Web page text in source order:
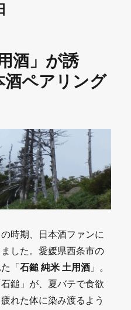
酒」が誘
酒ペアリング
時期、日本酒ファンに
した。愛媛県西条市の
「石鎚 純米 土用酒 」。
鎚」が、夏バテで食欲
れた体に染み渡るよう